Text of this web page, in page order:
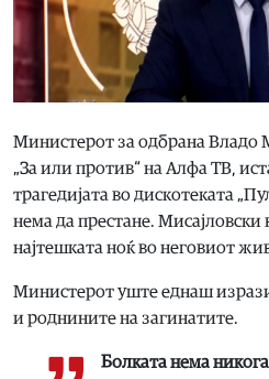
Министерот за одбрана Владо
„За или против“ на Алфа ТВ,
трагедијата во дискотеката
нема да престане. Мисајловски
најтешката ноќ во неговиот
Министерот уште еднаш изрази
и роднините на загинатите.
Болката нема